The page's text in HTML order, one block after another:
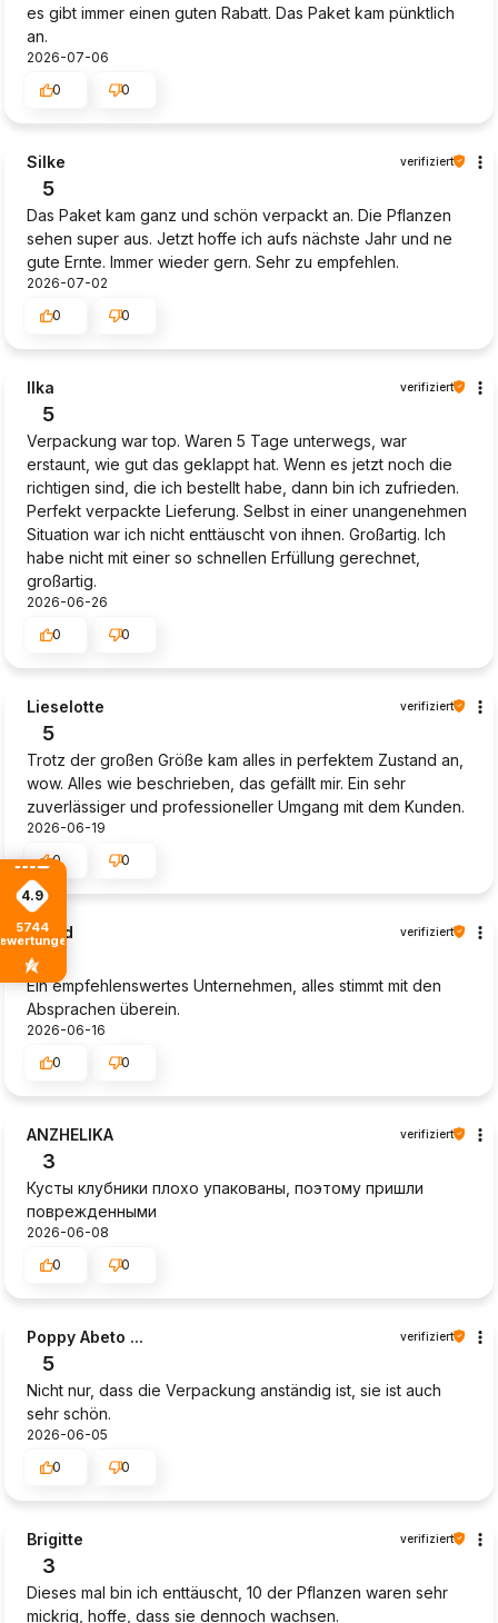
es gibt immer einen guten Rabatt. Das Paket kam pünktlich
an.
2026-07-06
0
0
Silke verifiziert
5
Das Paket kam ganz und schön verpackt an. Die Pflanzen
sehen super aus. Jetzt hoffe ich aufs nächste Jahr und ne
gute Ernte. Immer wieder gern. Sehr zu empfehlen.
2026-07-02
0
0
Ilka verifiziert
5
Verpackung war top. Waren 5 Tage unterwegs, war
erstaunt, wie gut das geklappt hat. Wenn es jetzt noch die
richtigen sind, die ich bestellt habe, dann bin ich zufrieden.
Perfekt verpackte Lieferung. Selbst in einer unangenehmen
Situation war ich nicht enttäuscht von ihnen. Großartig. Ich
habe nicht mit einer so schnellen Erfüllung gerechnet,
großartig.
2026-06-26
0
0
Lieselotte verifiziert
5
Trotz der großen Größe kam alles in perfektem Zustand an,
wow. Alles wie beschrieben, das gefällt mir. Ein sehr
zuverlässiger und professioneller Umgang mit dem Kunden.
2026-06-19
0
0
Bernd verifiziert
Ein empfehlenswertes Unternehmen, alles stimmt mit den
Absprachen überein.
2026-06-16
0
0
ANZHELIKA verifiziert
3
Кусты клубники плохо упакованы, поэтому пришли
поврежденными
2026-06-08
0
0
Poppy Abeto ... verifiziert
5
Nicht nur, dass die Verpackung anständig ist, sie ist auch
sehr schön.
2026-06-05
0
0
Brigitte verifiziert
3
Dieses mal bin ich enttäuscht, 10 der Pflanzen waren sehr
mickrig, hoffe, dass sie dennoch wachsen.
4.9
5744